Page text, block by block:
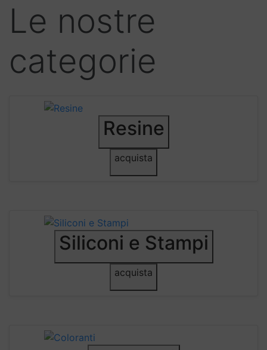
Le nostre
categorie
Resine
acquista
Siliconi e Stampi
acquista